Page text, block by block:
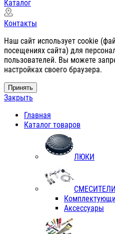
Каталог
Контакты
Наш сайт использует cookie
посещениях сайта) для
пользователей. Вы можете
настройках своего браузера.
Принять
Закрыть
Главная
Каталог товаров
ЛЮКИ
Аксессуары